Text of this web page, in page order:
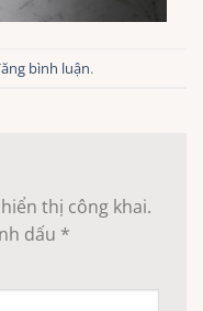
bình luận.
thị công khai.
dấu *